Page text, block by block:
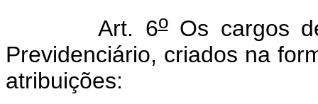
Art. 6oOs cargos
Previdenciário, criados na
atribuições: